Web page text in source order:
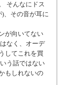
そんなにドス
、その音が耳に
が向いてない
なく、オーデ
してこれを買
う話ではない
もしれないの